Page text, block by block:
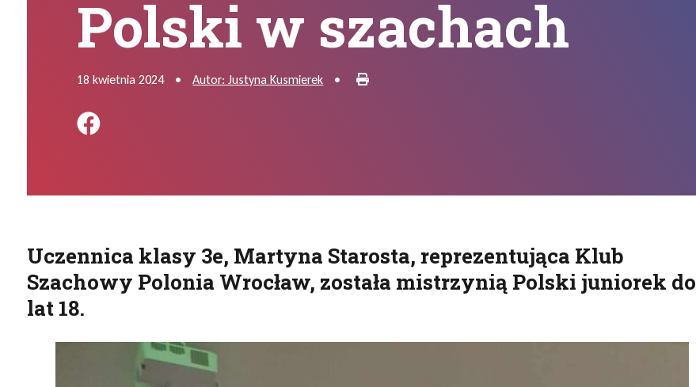
Polski w szachach
18 kwietnia 2024 • Autor: Justyna Kusmierek • Drukuj
Podziel się na FB
Uczennica klasy 3e, Martyna Starosta, reprezentująca Klub
Szachowy Polonia Wrocław, została mistrzynią Polski juniorek do
lat 18.